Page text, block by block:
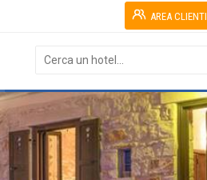
AREA CLIENTI